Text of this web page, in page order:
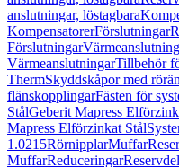
anslutningar, löstagbara
KompensatorerFörslutningar
Förslutningar
VärmeanslutningarTillbehör
ThermSkyddskåpor med
flänskopplingarFästen för
StålGeberit Mapress
Mapress Elförzinkat Stål
1.0215RörnipplarMuffar
MuffarReduceringar